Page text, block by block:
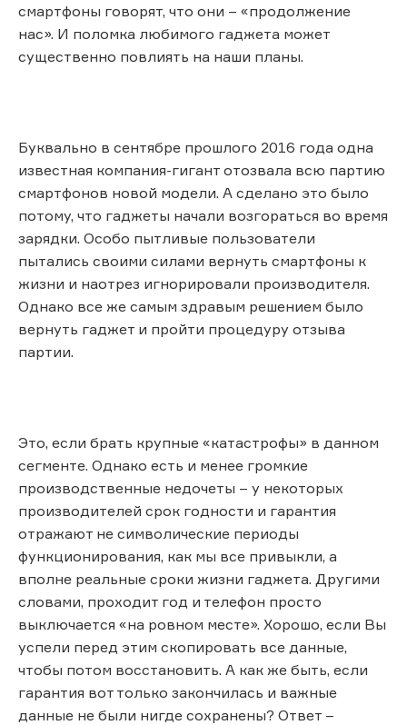
смартфоны говорят, что они – «продолжение
нас». И поломка любимого гаджета может
существенно повлиять на наши планы.
Буквально в сентябре прошлого 2016 года одна
известная компания-гигант отозвала всю партию
смартфонов новой модели. А сделано это было
потому, что гаджеты начали возгораться во время
зарядки. Особо пытливые пользователи
пытались своими силами вернуть смартфоны к
жизни и наотрез игнорировали производителя.
Однако все же самым здравым решением было
вернуть гаджет и пройти процедуру отзыва
партии.
Это, если брать крупные «катастрофы» в данном
сегменте. Однако есть и менее громкие
производственные недочеты – у некоторых
производителей срок годности и гарантия
отражают не символические периоды
функционирования, как мы все привыкли, а
вполне реальные сроки жизни гаджета. Другими
словами, проходит год и телефон просто
выключается «на ровном месте». Хорошо, если Вы
успели перед этим скопировать все данные,
чтобы потом восстановить. А как же быть, если
гарантия вот только закончилась и важные
данные не были нигде сохранены? Ответ –